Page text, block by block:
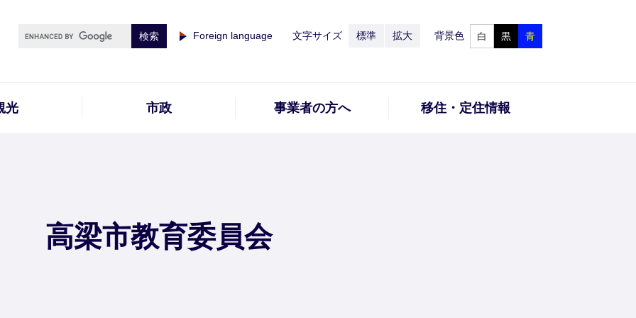
Foreign language 文字サイズ 標準 拡大 背景色 白 黒 青
光 市政 事業者の方へ 移住・定住情報
高梁市教育委員会